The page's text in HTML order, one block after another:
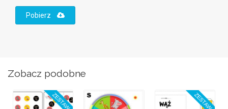
Pobierz
Zobacz podobne